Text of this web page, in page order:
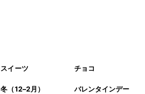
スイーツ チョコ
冬（12–2月）
バレンタインデー